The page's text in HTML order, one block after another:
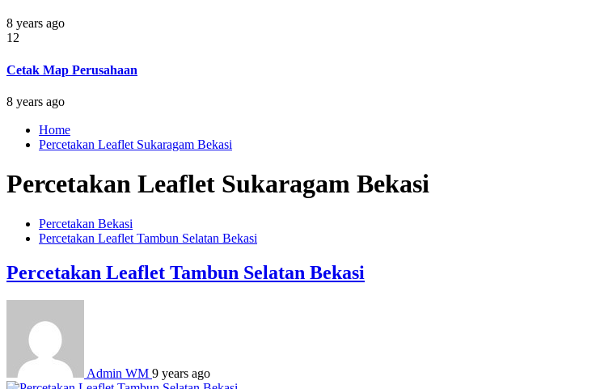
8 years ago
12
Cetak Map Perusahaan
8 years ago
Home
Percetakan Leaflet Sukaragam Bekasi
Percetakan Leaflet Sukaragam Bekasi
Percetakan Bekasi
Percetakan Leaflet Tambun Selatan Bekasi
Percetakan Leaflet Tambun Selatan Bekasi
Admin WM 9 years ago